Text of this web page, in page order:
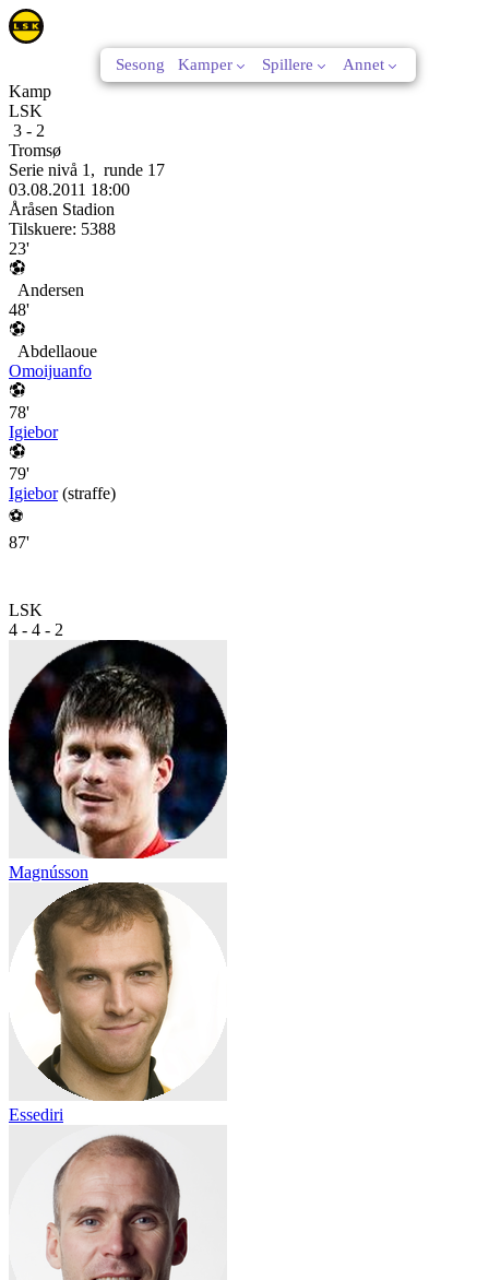
Sesong Kamper Spillere Annet
Kamp
LSK
3 - 2
Tromsø
Serie nivå 1 , runde 17
03.08.2011 18:00
Åråsen Stadion
Tilskuere: 5388
23'
Andersen
48'
Abdellaoue
Omoijuanfo
78'
Igiebor
79'
Igiebor(straffe)
⚽
87'
LSK
4 - 4 - 2
Magnússon
Essediri